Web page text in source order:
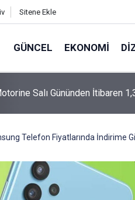
Sitene Ekle
GÜNCEL EKONOMI
Ertaş’a “Bozkırın
Cevabı Merak Edildi
Telefon Fiyatlarında İndirime